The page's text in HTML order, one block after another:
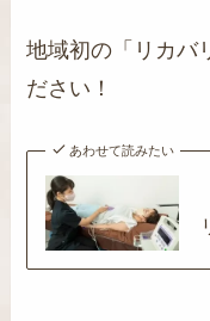
地域初の「リカバ
ださい！
あわせて読みたい